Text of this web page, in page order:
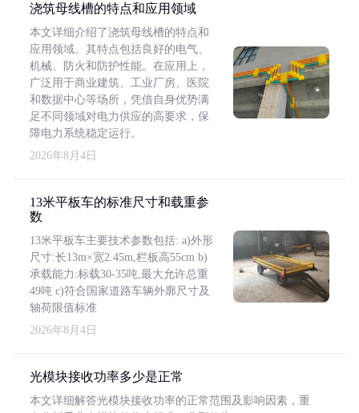
浇筑母线槽的特点和应用领域
本文详细介绍了浇筑母线槽的特点和
应用领域。其特点包括良好的电气、
机械、防火和防护性能。在应用上，
广泛用于商业建筑、工业厂房、医院
和数据中心等场所，凭借自身优势满
足不同领域对电力供应的高要求，保
障电力系统稳定运行。
2026年8月4日
13米平板车的标准尺寸和载重参
数
13米平板车主要技术参数包括: a)外形
尺寸:长13m×宽2.45m,栏板高55cm b)
承载能力:标载30-35吨,最大允许总重
49吨 c)符合国家道路车辆外廓尺寸及
轴荷限值标准
2026年8月4日
光模块接收功率多少是正常
本文详细解答光模块接收功率的正常范围及影响因素，重